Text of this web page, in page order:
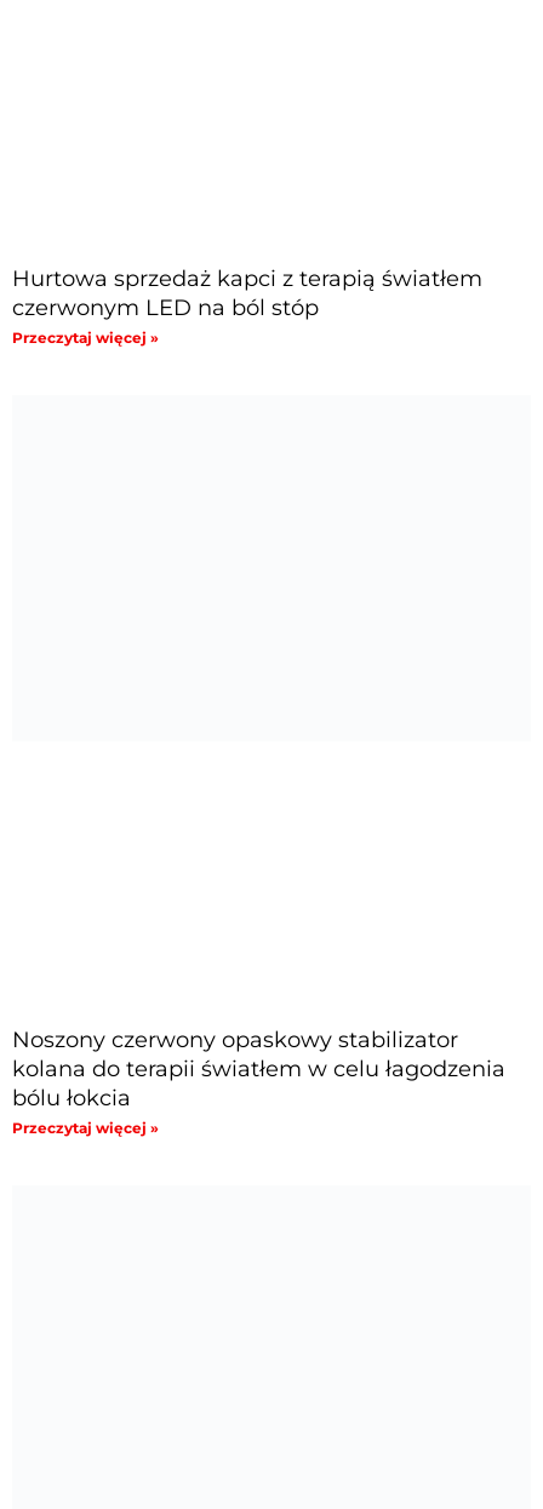
Hurtowa sprzedaż kapci z terapią światłem
czerwonym LED na ból stóp
Przeczytaj więcej »
Noszony czerwony opaskowy stabilizator
kolana do terapii światłem w celu łagodzenia
bólu łokcia
Przeczytaj więcej »